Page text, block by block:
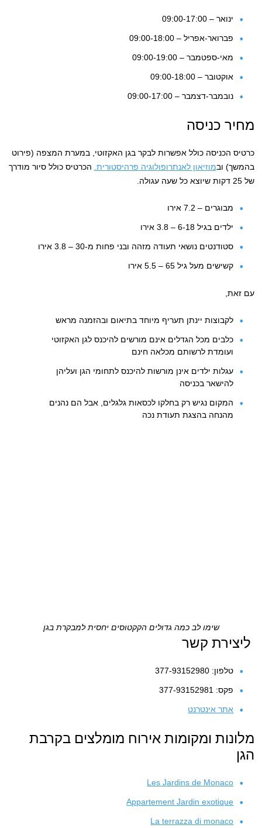
ינואר – 09:00-17:00
פברואר-אפריל – 09:00-18:00
מאי-ספטמבר – 09:00-19:00
אוקטובר – 09:00-18:00
נובמבר-דצמבר – 09:00-17:00
מחיר כניסה
כרטיס הכניסה כולל אפשרות לבקר בגן האקזוטי, במערת המצפה (פירוט
בהמשך) ובמוזיאון לאנתרופולוגיה פרהיסטורית. הכרטיס כולל סיור מודרך
של 25 דקות שיוצא כל שעה עגולה.
מבוגרים – 7.2 אירו
ילדים בגיל 6-18 – 3.8 אירו
סטודנטים נושאי תעודה מזהה ובני פחות מ-30 – 3.8 אירו
קשישים מעל גיל 65 – 5.5 אירו
עם זאת,
לקבוצות יינתן תעריף מיוחד בתיאום ובהזמנה מראש
כלבים מכל הגדלים אינם מורשים להיכנס לגן האקזוטי
ועומדת לרשותם מכלאה חינם
עגלות ילדים אינן מורשות להיכנס לתחומי הגן ועליהן
להישאר בכניסה
המקום נגיש רק בחלקו לכסאות גלגלים, אבל הם נהנים
מהנחה בהצגת תעודת נכה
שימו לב כמה גדולים הקקטוסים יחסית למבקרת בגן
ליצירת קשר
טלפון: 377-93152980
פקס: 377-93152981
אתר אינטרנט
מלונות ומקומות אירוח מומלצים בקרבת
הגן
Les Jardins de Monaco
Appartement Jardin exotique
La terrazza di monaco